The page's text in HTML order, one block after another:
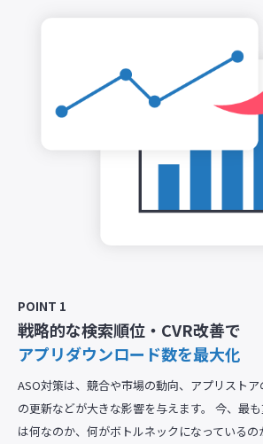
POINT 1
戦略的な検索順位・CVR改善で
アプリダウンロード数を最大化
ASO対策は、競合や市場の動向、アプリスト
の更新などが大きな影響を与えます。 今、最
は何なのか、何がボトルネックになっている